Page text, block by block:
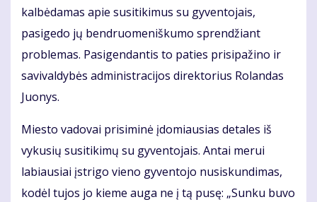
kalbėdamas apie susitikimus su gyventojais,
pasigedo jų bendruomeniškumo sprendžiant
problemas. Pasigendantis to paties prisipažino ir
savivaldybės administracijos direktorius Rolandas
Juonys.
Miesto vadovai prisiminė įdomiausias detales iš
vykusių susitikimų su gyventojais. Antai merui
labiausiai įstrigo vieno gyventojo nusiskundimas,
kodėl tujos jo kieme auga ne į tą pusę: „Sunku buvo